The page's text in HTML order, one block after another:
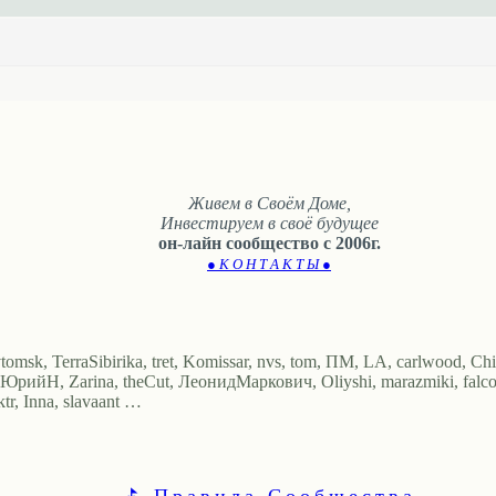
Живем в Своём Доме,
Инвестируем в своё будущее
он-лайн сообщество с 2006г.
● К О Н Т А К Т Ы ●
TerraSibirika, tret, Komissar, nvs, tom, ПМ, LA, carlwood,
Zarina, theCut, ЛеонидМаркович, Oliyshi, marazmiki,
Inna, slavaant …